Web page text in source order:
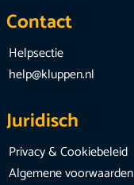
Contact
Helpsectie
help@kluppen.nl
Juridisch
Privacy & Cookiebeleid
Algemene voorwaarden